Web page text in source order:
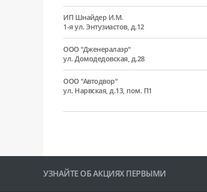
ИП Шнайдер И.М.
1-я ул. Энтузиастов, д.12
ООО "Дженералаэр"
ул. Домодедовская, д.28
ООО "Автодвор"
ул. Нарвская, д.13, пом. П1
УЗНАЙТЕ ОБ АКЦИЯХ ПЕРВЫМИ